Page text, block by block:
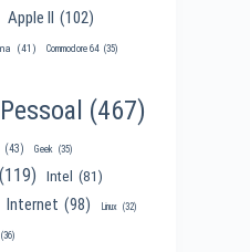
Apple II (102)
(41) Commodore 64 (35)
(467)
(43) Geek (35)
(119) Intel (81)
Internet (98) Linux (32)
(36)